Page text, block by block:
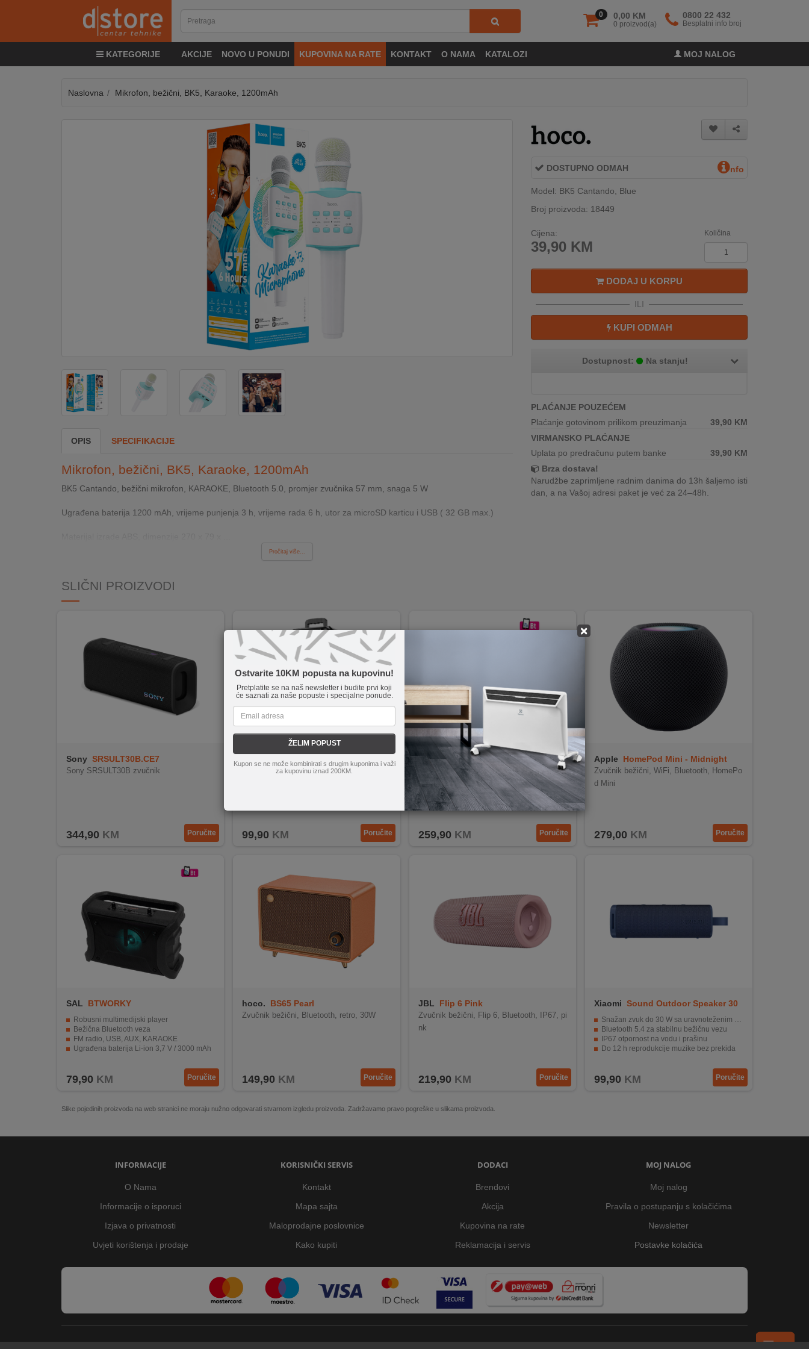
0 0,00 KM
0 proizvod(a)
0800 22 432
Besplatni info broj
KATEGORIJE AKCIJE NOVO U PONUDI KUPOVINA NA RATE KONTAKT O NAMA KATALOZI MOJ NALOG
&
KLIMATIZACIJA
UČINKOVITOSTI
×
Ostvarite 10KM popusta na kupovinu!
Pretplatite se na naš newsletter i budite prvi koji
će saznati za naše popuste i specijalne ponude.
ŽELIM POPUST
Kupon se ne može kombinirati s drugim kuponima i važi
za kupovinu iznad 200KM.
Naslovna Mikrofon, bežični, BK5, Karaoke, 1200mAh
OPIS SPECIFIKACIJE
Mikrofon, bežični, BK5, Karaoke, 1200mAh
BK5 Cantando, bežični mikrofon, KARAOKE, Bluetooth 5.0, promjer zvučnika 57 mm, snaga 5 W
Ugrađena baterija 1200 mAh, vrijeme punjenja 3 h, vrijeme rada 6 h, utor za microSD karticu i USB ( 32 GB max.)
Pročitaj više...
DOSTUPNO ODMAH nfo
Model: BK5 Cantando, Blue
Broj proizvoda: 18449
Cijena:
39,90 KM
Količina
DODAJ U KORPU
ILI
KUPI ODMAH
Dostupnost: Na stanju!
PLAĆANJE POUZEĆEM
Plaćanje gotovinom prilikom preuzimanja
39,90 KM
VIRMANSKO PLAĆANJE
Uplata po predračunu putem banke
39,90 KM
Brza dostava!
Narudžbe zaprimljene radnim danima do 13h šaljemo isti
dan, a na Vašoj adresi paket je već za 24–48h.
SLIČNI PROIZVODI
Sony SRSULT30B.CE7
Sony SRSULT30B zvučnik
344,90 KM Poručite
BS52 Billowing
Zvučnik bežični sa mikrofonom, Bluetoot
99,90 KM Poručite
SAL PAR216WH
Snaga 60 W i dvosistemski bass-reflex dizajn
Bluetooth i TWS podrška za bežično iskustvo
Reprodukcija glazbe putem USB-a, microSD-a i AUX-a uz digitalni ekvilizator
KARAOKE funkcija te ulazi za mikrofon i gitaru
Odabir LED svjetlosnih efekata i osvijetljena upravljačka ploča
259,90 KM Poručite
Apple HomePod Mini - Midnight
Zvučnik bežični, WiFi, Bluetooth, HomePo
d Mini
279,00 KM Poručite
SAL BTWORKY
Robusni multimedijski player
Bežična Bluetooth veza
FM radio, USB, AUX, KARAOKE
Ugrađena baterija Li-ion 3,7 V / 3000 mAh
79,90 KM Poručite
hoco. BS65 Pearl
Zvučnik bežični, Bluetooth, retro, 30W
149,90 KM Poručite
JBL Flip 6 Pink
Zvučnik bežični, Flip 6, Bluetooth, IP67, pi
nk
219,90 KM Poručite
Xiaomi Sound Outdoor Speaker 30
W Blue
Snažan zvuk do 30 W sa uravnoteženim tonovima i dobrim basom
Bluetooth 5.4 za stabilnu bežičnu vezu
IP67 otpornost na vodu i prašinu
Do 12 h reprodukcije muzike bez prekida
99,90 KM Poručite
Slike pojedinih proizvoda na web stranici ne moraju nužno odgovarati stvarnom izgledu proizvoda. Zadržavamo pravo pogreške u slikama proizvoda.
INFORMACIJE
O Nama
Informacije o isporuci
Izjava o privatnosti
Uvjeti korištenja i prodaje
KORISNIČKI SERVIS
Kontakt
Mapa sajta
Maloprodajne poslovnice
Kako kupiti
DODACI
Brendovi
Akcija
Kupovina na rate
Reklamacija i servis
MOJ NALOG
Moj nalog
Pravila o postupanju s kolačićima
Newsletter
Postavke kolačića